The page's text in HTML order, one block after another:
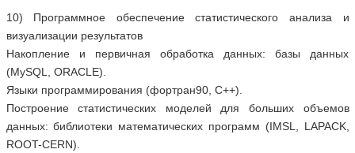
10) Программное обеспечение статистического анализа и
визуализации результатов
Накопление и первичная обработка данных: базы данных
(MySQL, ORACLE).
Языки программирования (фортран90, С++).
Построение статистических моделей для больших объемов
данных: библиотеки математических программ (IMSL, LAPACK,
ROOT-CERN).